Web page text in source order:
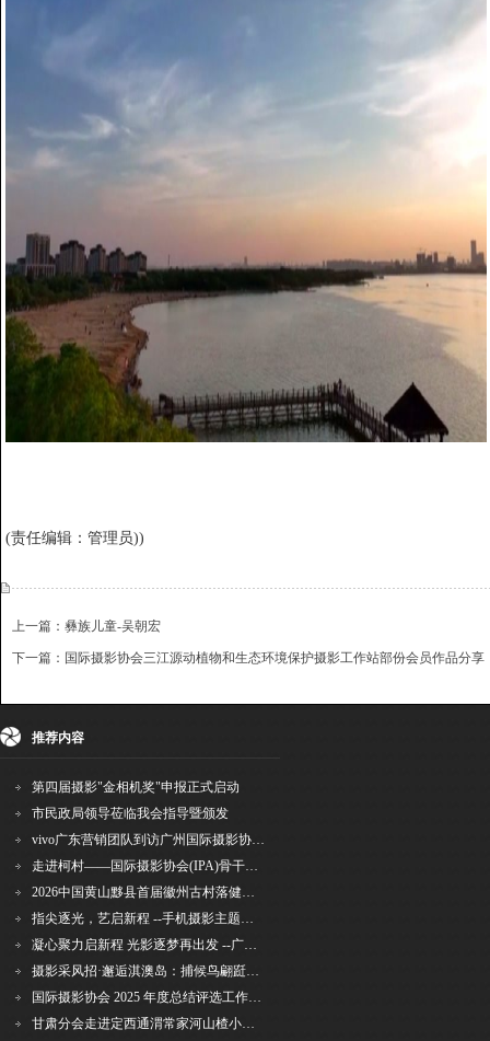
(责任编辑：管理员))
上一篇：彝族儿童-吴朝宏
下一篇：国际摄影协会三江源动植物和生态环境保护摄影工作站部份会员作品分享
收藏 挑错 推荐 打印
推荐内容
第四届摄影"金相机奖"申报正式启动
市民政局领导莅临我会指导暨颁发
vivo广东营销团队到访广州国际摄影协会 共商合作事宜
走进柯村——国际摄影协会(IPA)骨干采风安徽行之6
2026中国黄山黟县首届徽州古村落健康跑圆满举行
指尖逐光，艺启新程 --手机摄影主题讲座在市老年干部大学圆满落幕
凝心聚力启新程 光影逐梦再出发 --广州国际摄影协会2026年首次会长秘书长会议召开
摄影采风招·邂逅淇澳岛：捕候鸟翩跹，寻古村烟火，追海上霞光
国际摄影协会 2025 年度总结评选工作的通知
甘肃分会走进定西通渭常家河山楂小镇旅游景区开展"红果满枝迎丰岁·山楂小镇庆佳节"为主